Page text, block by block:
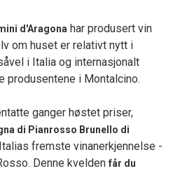
d'Aragona har produsert vin
om huset er relativt nytt i
i Italia og internasjonalt
produsentene i Montalcino.
ganger høstet priser,
di Pianrosso Brunello di
fremste vinanerkjennelse -
Denne kvelden får du